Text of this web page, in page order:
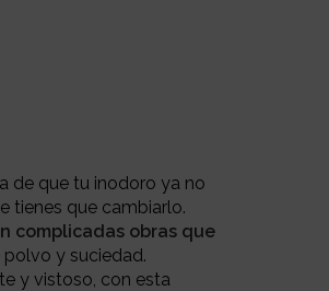
de que tu inodoro ya no
tienes que cambiarlo.
complicadas obras que
y suciedad.
y vistoso, con esta